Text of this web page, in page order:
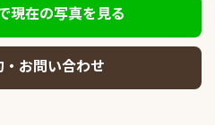
現在の写真を見る
お問い合わせ